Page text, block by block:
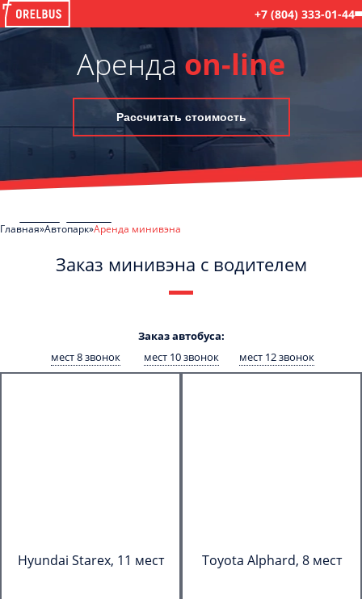
+7 (804) 333-01-44
Аренда on-line
Рассчитать стоимость
Главная Автопарк Аренда минивэна
Заказ минивэна с водителем
Заказ автобуса:
мест 8 звонок
мест 10 звонок мест 12 звонок
Hyundai Starex, 11 мест Toyota Alphard, 8 мест
обработку моих Персональных данных